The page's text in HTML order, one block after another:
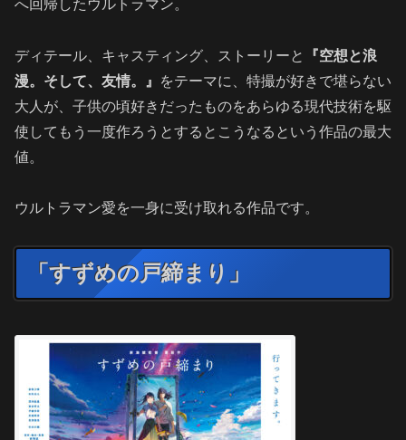
へ回帰したウルトラマン。
ディテール、キャスティング、ストーリーと
『空想と浪
漫。そして、友情。』
をテーマに、特撮が好きで堪らない
大人が、子供の頃好きだったものをあらゆる現代技術を駆
使してもう一度作ろうとするとこうなるという作品の最大
値。
ウルトラマン愛を一身に受け取れる作品です。
「すずめの戸締まり」